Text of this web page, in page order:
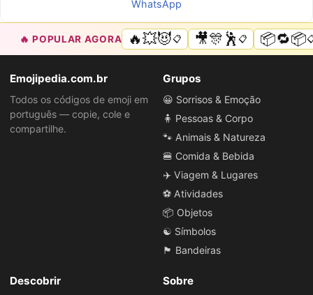
WhatsApp
🔥 POPULAR AGORA 🔥💥😈📋 🎥🎊🕺📋 📦🔁📦
Emojipedia.com.br
Todos os códigos de emoji em
português — copie, cole e
compartilhe.
Grupos
😀 Sorrisos & Emoção
🧍 Pessoas & Corpo
🐾 Animais & Natureza
🍔 Comida & Bebida
✈️ Viagem & Lugares
⚽ Atividades
📦 Objetos
☯️ Símbolos
🏴 Bandeiras
Descobrir Sobre